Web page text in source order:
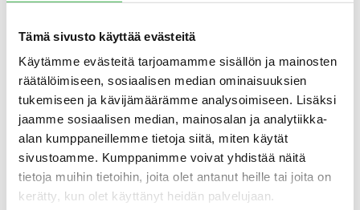
Tämä sivusto käyttää evästeitä
Käytämme evästeitä tarjoamamme sisällön ja mainosten
räätälöimiseen, sosiaalisen median ominaisuuksien
tukemiseen ja kävijämäärämme analysoimiseen. Lisäksi
jaamme sosiaalisen median, mainosalan ja analytiikka-
alan kumppaneillemme tietoja siitä, miten käytät
sivustoamme. Kumppanimme voivat yhdistää näitä
tietoja muihin tietoihin, joita olet antanut heille tai joita on
kerätty, kun olet käyttänyt heidän palvelujaan.
luomun osuus kaupungin
ammattikeittiöissä on peräti 35 %.
– Malmön kaupunki tavoittelee 100 %
luomutuotteiden käyttöä vuoteen 2020
mennessä. Luomu ja kestävät hankinnat
ovat osa kaupungin vihreää imagoa –
tavoitteemme on olla myös Ruotsin
ilmastoystävällisin kunta, Pitkä-Kangas
kertoi.